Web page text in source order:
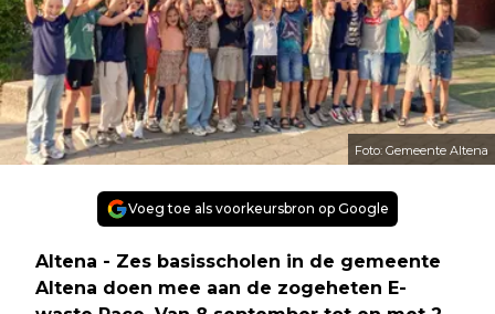
Foto: Gemeente Altena
Voeg toe als voorkeursbron op Google
Altena - Zes basisscholen in de gemeente
Altena doen mee aan de zogeheten E-